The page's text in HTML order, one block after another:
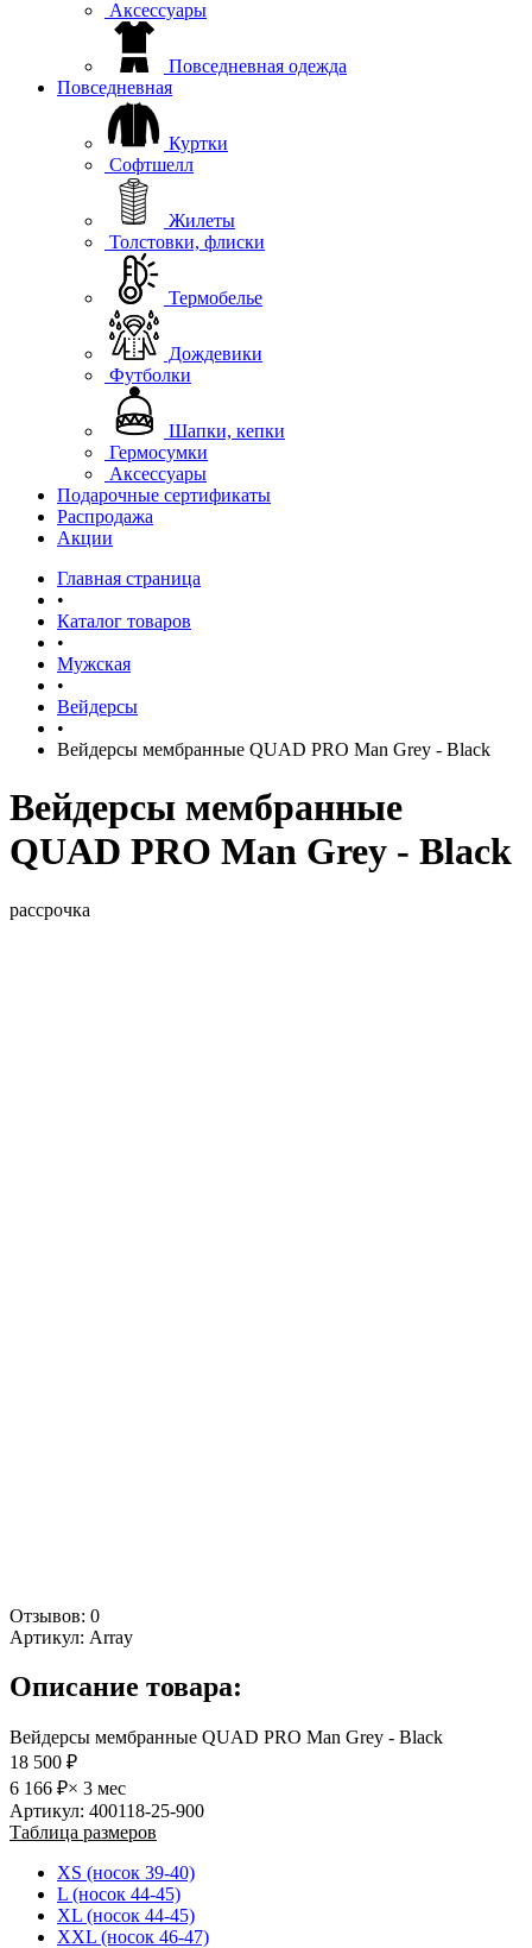
Аксессуары
Повседневная одежда
Повседневная
Куртки
Софтшелл
Жилеты
Толстовки, флиски
Термобелье
Дождевики
Футболки
Шапки, кепки
Гермосумки
Аксессуары
Подарочные сертификаты
Распродажа
Акции
Главная страница
•
Каталог товаров
•
Мужская
•
Вейдерсы
•
Вейдерсы мембранные QUAD PRO Man Grey - Black
Вейдерсы мембранные
QUAD PRO Man Grey - Black
рассрочка
Отзывов: 0
Артикул: Array
Описание товара:
Вейдерсы мембранные QUAD PRO Man Grey - Black
18 500 ₽
6 166 ₽× 3 мес
Артикул: 400118-25-900
Таблица размеров
XS (носок 39-40)
L (носок 44-45)
XL (носок 44-45)
XXL (носок 46-47)